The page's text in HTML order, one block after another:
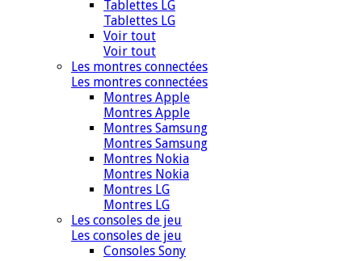
Tablettes LG
Tablettes LG
Voir tout
Voir tout
Les montres connectées
Les montres connectées
Montres Apple
Montres Apple
Montres Samsung
Montres Samsung
Montres Nokia
Montres Nokia
Montres LG
Montres LG
Les consoles de jeu
Les consoles de jeu
Consoles Sony